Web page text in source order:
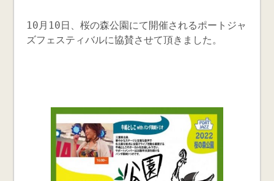
10月10日、桜の森公園にて開催されるポートジャ
ズフェスティバルに協賛させて頂きました。